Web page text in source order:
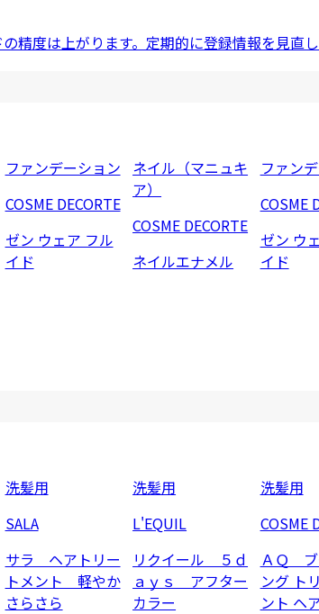
度は上がります。定期的に登録情報を見直し
ファンデーション
COSME DECORTE
ゼン ウェア フル
イド
ネイル（マニュキ
ア）
COSME DECORTE
ネイルエナメル
ファン
COSME
ゼン ウ
イド
洗髪用
SALA
サラ ヘアトリー
トメント 軽やか
さらさら
洗髪用
L'EQUIL
リクイール ５ｄ
ａｙｓ アフター
カラー
洗髪用
COSME
ＡＱ ブ
ング ト
ント ヘ